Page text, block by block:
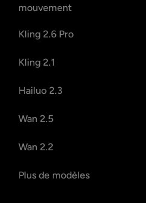
mouvement
Kling 2.6 Pro
Kling 2.1
Hailuo 2.3
Wan 2.5
Wan 2.2
Plus de modèles